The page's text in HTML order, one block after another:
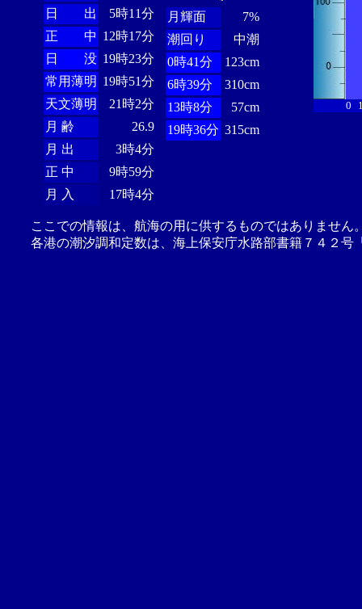
日 出
5時11分
正 中 12時17分
日 没 19時23分
常用薄明 19時51分
天文薄明
21時2分
月 齢
26.9
月 出
3時4分
正 中
9時59分
月 入
17時4分
月輝面
7%
潮回り
中潮
0時41分
123cm
6時39分
310cm
13時8分
57cm
19時36分 315cm
0
ここでの情報は、航海の用に供するものではありませ
各港の潮汐調和定数は、海上保安庁水路部書籍７４２